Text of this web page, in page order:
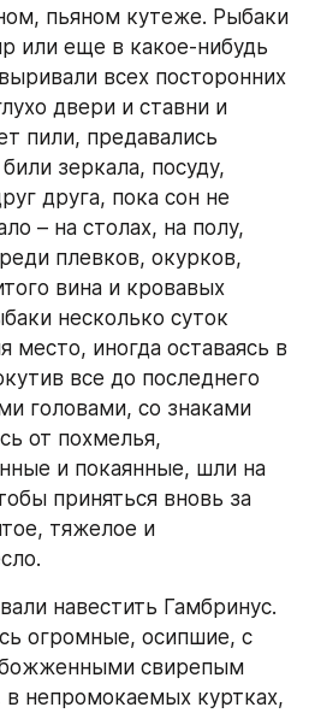
пьяном кутеже. Рыбаки
или еще в какое-нибудь
всех посторонних
двери и ставни и
пили, предавались
зеркала, посуду,
друга, пока сон не
– на столах, на полу,
плевков, окурков,
вина и кровавых
несколько суток
место, иногда оставаясь в
все до последнего
головами, со знаками
от похмелья,
и покаянные, шли на
приняться вновь за
тяжелое и
навестить Гамбринус.
огромные, осипшие, с
свирепым
непромокаемых куртках,